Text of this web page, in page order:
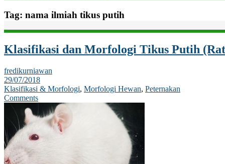
Tag: nama ilmiah tikus putih
Klasifikasi dan Morfologi Tikus Putih
fredikurniawan
29/07/2018
Klasifikasi & Morfologi, Morfologi Hewan, Peternakan
Comments